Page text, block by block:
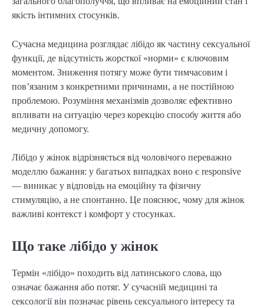
якість інтимних стосунків.
Сучасна медицина розглядає лібідо як частину сексуальної
функції, де відсутність жорсткої «норми» є ключовим
моментом. Зниження потягу може бути тимчасовим і
пов’язаним з конкретними причинами, а не постійною
проблемою. Розуміння механізмів дозволяє ефективно
впливати на ситуацію через корекцію способу життя або
медичну допомогу.
Лібідо у жінок відрізняється від чоловічого переважно
моделлю бажання: у багатьох випадках воно є responsive
— виникає у відповідь на емоційну та фізичну
стимуляцію, а не спонтанно. Це пояснює, чому для жінок
важливі контекст і комфорт у стосунках.
Що таке лібідо у жінок
Термін «лібідо» походить від латинського слова, що
означає бажання або потяг. У сучасній медицині та
сексології він позначає рівень сексуального інтересу та